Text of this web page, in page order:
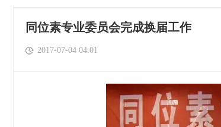
同位素专业委员会完成换届工作
2017-07-04 04:01